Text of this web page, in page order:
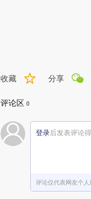
收藏 分享
评论区 0
登录后发表评论
评论仅代表网友个